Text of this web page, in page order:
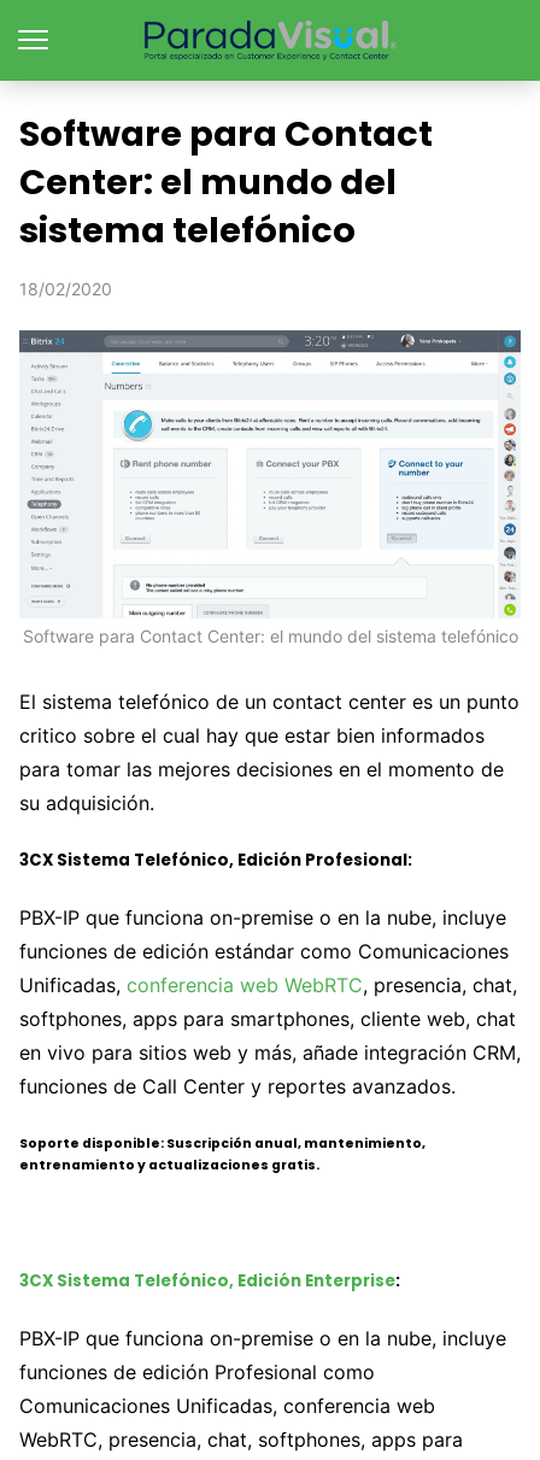
Software para Contact
Center: el mundo del
sistema telefónico
18/02/2020
Software para Contact Center: el mundo del sistema telefónico
El sistema telefónico de un contact center es un punto
critico sobre el cual hay que estar bien informados
para tomar las mejores decisiones en el momento de
su adquisición.
3CX Sistema Telefónico, Edición Profesional:
PBX-IP que funciona on-premise o en la nube, incluye
funciones de edición estándar como Comunicaciones
Unificadas, conferencia web WebRTC, presencia, chat,
softphones, apps para smartphones, cliente web, chat
en vivo para sitios web y más, añade integración CRM,
funciones de Call Center y reportes avanzados.
Soporte disponible: Suscripción anual, mantenimiento,
entrenamiento y actualizaciones gratis.
3CX Sistema Telefónico, Edición Enterprise:
PBX-IP que funciona on-premise o en la nube, incluye
funciones de edición Profesional como
Comunicaciones Unificadas, conferencia web
WebRTC, presencia, chat, softphones, apps para